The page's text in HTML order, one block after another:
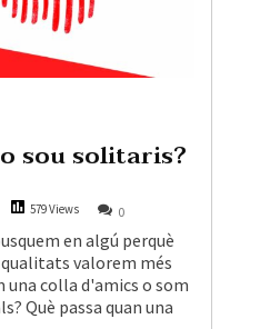
sou solitaris?
579 Views 0
en algú perquè
valorem més
una colla d'amics o som
Què passa quan una